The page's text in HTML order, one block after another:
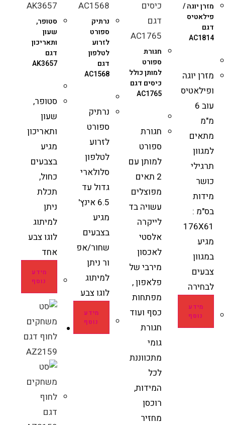
מזרן יוגה /
פילאטיס
דגם
AC1814
מזרן יוגה
ופילאטיס
עוב 6
מ"מ
מתאים
למגוון
תרגילי
כושר
מידות
בס"מ :
176X61
מגיע
במגוון
צבעים
לבחירה
מידע
נוסף
חגורת
ספורט
למותן כולל
כיסים דגם
AC1765
חגורת
ספורט
למותן עם
2 תאים
מפוצלים
עשויה בד
לייקרה
אלסטי
לאכסון
מירבי של
פלאפון ,
מפתחות
כסף ועוד
חגורת
גומי
מתכווננת
לכל
המידות,
רוכסן
מחזיר
נרתיק
ספורט
לזרוע
לטלפון
דגם
AC1568
נרתיק
ספורט
לזרוע
לטלפון
סלולארי
גדול עד
6.5 אינץ'
מגיע
בצבעים
שחור/אפ
ור ניתן
למיתוג
לוגו צבע
מידע
נוסף
סטופר,
שעון
ותאריכון
דגם
AK3657
סטופר,
שעון
ותאריכון
מגיע
בצבעים
כחול,
תכלת
ניתן
למיתוג
לוגו צבע
אחד
מידע
נוסף